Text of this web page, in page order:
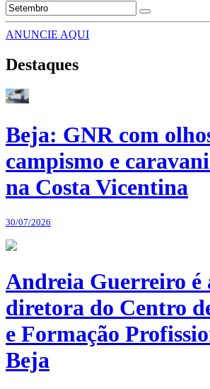
ANUNCIE AQUI
Destaques
Beja: GNR com
campismo e
na Costa Vicentina
30/07/2026
Andreia Guerreiro é
diretora do Centro
e Formação
Beja